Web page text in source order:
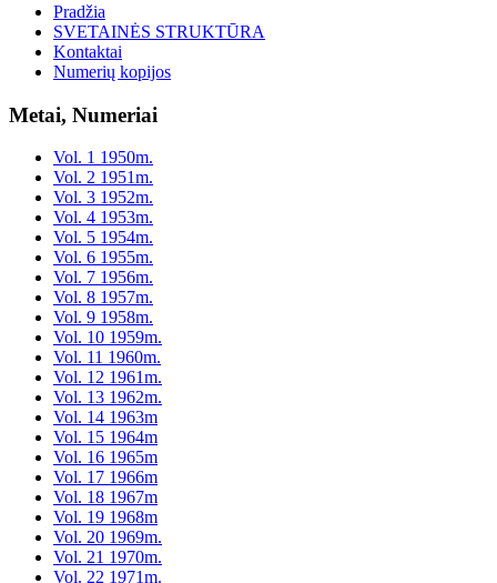
Pradžia
SVETAINĖS STRUKTŪRA
Kontaktai
Numerių kopijos
Metai, Numeriai
Vol. 1 1950m.
Vol. 2 1951m.
Vol. 3 1952m.
Vol. 4 1953m.
Vol. 5 1954m.
Vol. 6 1955m.
Vol. 7 1956m.
Vol. 8 1957m.
Vol. 9 1958m.
Vol. 10 1959m.
Vol. 11 1960m.
Vol. 12 1961m.
Vol. 13 1962m.
Vol. 14 1963m
Vol. 15 1964m
Vol. 16 1965m
Vol. 17 1966m
Vol. 18 1967m
Vol. 19 1968m
Vol. 20 1969m.
Vol. 21 1970m.
Vol. 22 1971m.